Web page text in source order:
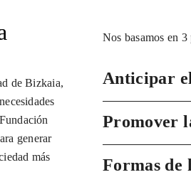
de Bizkaia,
generar
más
Nos basamos en 3
Anticipar
Promover
Formas de